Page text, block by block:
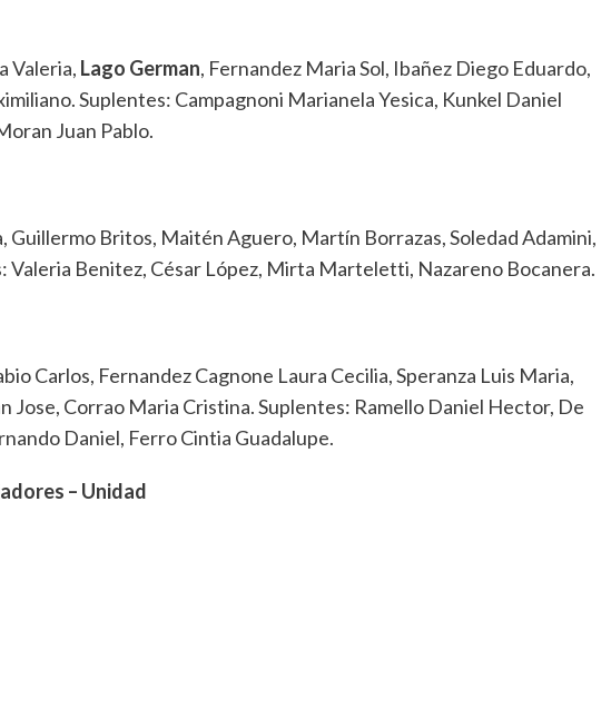
Valeria, Lago German, Fernandez Maria Sol, Ibañez Diego Eduardo,
Suplentes: Campagnoni Marianela Yesica, Kunkel Daniel
Juan Pablo.
Guillermo Britos, Maitén Aguero, Martín Borrazas, Soledad Adamini,
Valeria Benitez, César López, Mirta Marteletti, Nazareno Bocanera.
Carlos, Fernandez Cagnone Laura Cecilia, Speranza Luis Maria,
Jose, Corrao Maria Cristina. Suplentes: Ramello Daniel Hector, De
Daniel, Ferro Cintia Guadalupe.
– Unidad